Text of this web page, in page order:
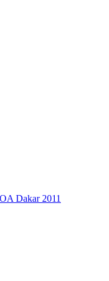
Dakar 2011